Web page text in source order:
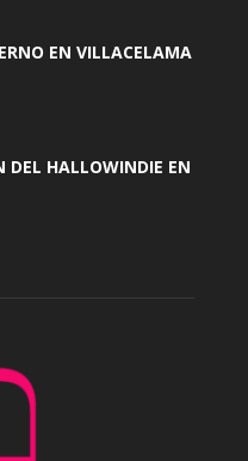
EN VILLACELAMA
DEL HALLOWINDIE EN